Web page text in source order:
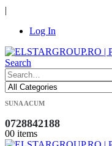
|
Log In
Search
SUNA ACUM
0728842188
00 items